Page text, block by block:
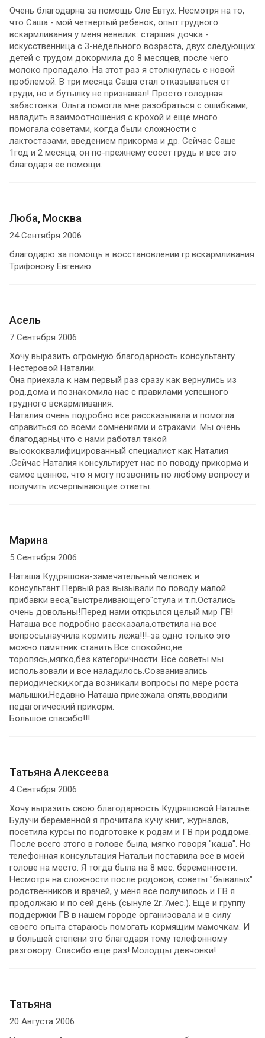
Очень благодарна за помощь Оле Евтух. Несмотря на то,
что Саша - мой четвертый ребенок, опыт грудного
вскармливания у меня невелик: старшая дочка -
искусственница с 3-недельного возраста, двух следующих
детей с трудом докормила до 8 месяцев, после чего
молоко пропадало. На этот раз я столкнулась с новой
проблемой. В три месяца Саша стал отказываться от
груди, но и бутылку не признавал! Просто голодная
забастовка. Ольга помогла мне разобраться с ошибками,
наладить взаимоотношения с крохой и еще много
помогала советами, когда были сложности с
лактостазами, введением прикорма и др. Сейчас Саше
1год и 2 месяца, он по-прежнему сосет грудь и все это
благодаря ее помощи.
Люба, Москва
24 Сентября 2006
благодарю за помощь в восстановлении гр.вскармливания
Трифонову Евгению.
Асель
7 Сентября 2006
Хочу выразить огромную благодарность консультанту
Нестеровой Наталии.
Она приехала к нам первый раз сразу как вернулись из
род.дома и познакомила нас с правилами успешного
грудного вскармливания.
Наталия очень подробно все рассказывала и помогла
справиться со всеми сомнениями и страхами. Мы очень
благодарны,что с нами работал такой
высококвалифицированный специалист как Наталия
.Сейчас Наталия консультирует нас по поводу прикорма и
самое ценное, что я могу позвонить по любому вопросу и
получить исчерпывающие ответы.
Марина
5 Сентября 2006
Наташа Кудряшова-замечательный человек и
консультант.Первый раз вызывали по поводу малой
прибавки веса,"выстреливающего"стула и т.п.Остались
очень довольны!Перед нами открылся целый мир ГВ!
Наташа все подробно рассказала,ответила на все
вопросы,научила кормить лежа!!!-за одно только это
можно памятник ставить.Все спокойно,не
торопясь,мягко,без категоричности. Все советы мы
использовали и все наладилось.Созванивались
периодически,когда возникали вопросы по мере роста
малышки.Недавно Наташа приезжала опять,вводили
педагогический прикорм.
Большое спасибо!!!
Татьяна Алексеева
4 Сентября 2006
Хочу выразить свою благодарность Кудряшовой Наталье.
Будучи беременной я прочитала кучу книг, журналов,
посетила курсы по подготовке к родам и ГВ при роддоме.
После всего этого в голове была, мягко говоря "каша". Но
телефонная консультация Натальи поставила все в моей
голове на место. Я тогда была на 8 мес. беременности.
Несмотря на сложности после родовов, советы "бывалых"
родственников и врачей, у меня все получилось и ГВ я
продолжаю и по сей день (сынуле 2г.7мес.). Еще и группу
поддержки ГВ в нашем городе организовала и в силу
своего опыта стараюсь помогать кормящим мамочкам. И
в большей степени это благодаря тому телефонному
разговору. Спасибо еще раз! Молодцы девчонки!
Татьяна
20 Августа 2006